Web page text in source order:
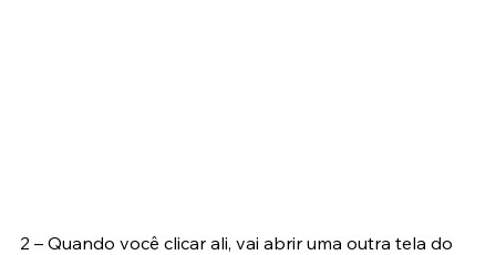
2 – Quando você clicar ali, vai abrir uma outra tela do